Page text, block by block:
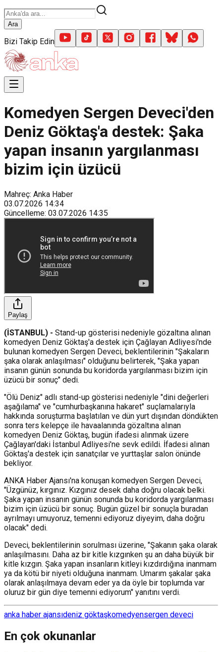
Ara
Bizi Takip Edin
Komedyen Sergen Deveci'den
Deniz Göktaş'a destek: Şaka
yapan insanın yargılanması
bizim için üzücü
Mahreç: Anka Haber
03.07.2026 14:34
Güncelleme: 03.07.2026 14:35
Paylaş
(İSTANBUL) - Stand-up gösterisi nedeniyle gözaltına alınan
komedyen Deniz Göktaş'a destek için Çağlayan Adliyesi'nde
bulunan komedyen Sergen Deveci, beklentilerinin "Şakaların
şaka olarak anlaşılması" olduğunu belirterek, "Şaka yapan
insanın günün sonunda bu koridorda yargılanması bizim için
üzücü bir sonuç" dedi.
"Ölü Deniz" adlı stand-up gösterisi nedeniyle "dini değerleri
aşağılama" ve "cumhurbaşkanına hakaret" suçlamalarıyla
hakkında soruşturma başlatılan ve dün yurt dışından döndükten
sonra ters kelepçe ile havaalanında gözaltına alınan
komedyen Deniz Göktaş, bugün ifadesi alınmak üzere
Çağlayan'daki İstanbul Adliyesi'ne sevk edildi. İfadesi alınan
Göktaş'a destek için sanatçılar ve yurttaşlar salon önünde
bekliyor.
ANKA Haber Ajansı'na konuşan komedyen Sergen Deveci,
"Üzgünüz, kırgınız. Kızgınız desek daha doğru olacak belki.
Şaka yapan insanın günün sonunda bu koridorda yargılanması
bizim için üzücü bir sonuç. Bugün güzel bir sonuçla buradan
ayrılmayı umuyoruz, temenni ediyoruz diyeyim, daha doğru
olacak" dedi.
Deveci, beklentilerinin sorulması üzerine, "Şakanın şaka olarak
anlaşılmasını. Daha az bir kitle kızgınken şu an daha büyük bir
kitle kızgın. Şaka yapan insanların kitleyi kızdırdığına inanmam
ya da kötü bir niyeti olduğuna inanmam. Umarım şakalar şaka
olarak anlaşılmaya devam eder ya da öyle bir toplumda var
oluruz bir gün diye temenni ediyorum" yanıtını verdi.
anka haber ajansıdeniz göktaşkomedyensergen deveci
En çok okunanlar